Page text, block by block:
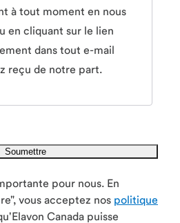
à tout moment en nous
en cliquant sur le lien
dans tout e-mail
reçu de notre part.
pour nous. En
vous acceptez nos politique
Canada puisse